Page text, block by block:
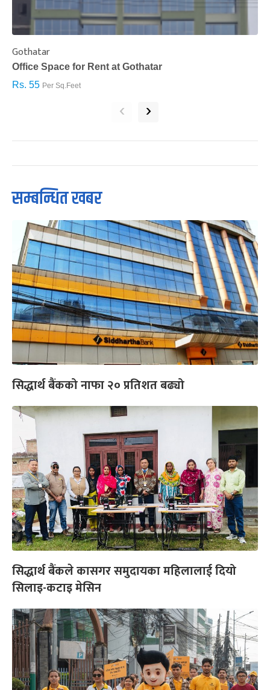
Gothatar
Office Space for Rent at Gothatar
Rs. 55 Per Sq.Feet
‹ ›
सम्बन्धित खबर
सिद्धार्थ बैंकको नाफा २० प्रतिशत बढ्यो
सिद्धार्थ बैंकले कासगर समुदायका महिलालाई दियो
सिलाइ-कटाइ मेसिन